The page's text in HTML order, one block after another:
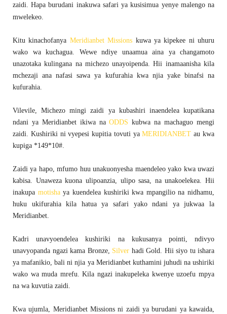
zaidi. Hapa burudani inakuwa safari ya kusisimua yenye malengo na
mwelekeo.
Kitu kinachofanya Meridianbet Missions kuwa ya kipekee ni uhuru
wako wa kuchagua. Wewe ndiye unaamua aina ya changamoto
unazotaka kulingana na michezo unayoipenda. Hii inamaanisha kila
mchezaji ana nafasi sawa ya kufurahia kwa njia yake binafsi na
kufurahia.
Vilevile, Michezo mingi zaidi ya kubashiri inaendelea kupatikana
ndani ya Meridianbet ikiwa naODDS kubwa na machaguo mengi
zaidi. Kushiriki ni vyepesi kupitia tovuti yaMERIDIANBET au kwa
kupiga *149*10#.
Zaidi ya hapo, mfumo huu unakuonyesha maendeleo yako kwa uwazi
kabisa. Unaweza kuona ulipoanzia, ulipo sasa, na unakoelekea. Hii
inakupa motishaya kuendelea kushiriki kwa mpangilio na nidhamu,
huku ukifurahia kila hatua ya safari yako ndani ya jukwaa la
Meridianbet.
Kadri unavyoendelea kushiriki na kukusanya pointi, ndivyo
unavyopanda ngazi kama Bronze, Silver hadi Gold. Hii siyo tu ishara
ya mafanikio, bali ni njia ya Meridianbet kuthamini juhudi na ushiriki
wako wa muda mrefu. Kila ngazi inakupeleka kwenye uzoefu mpya
na wa kuvutia zaidi.
Kwa ujumla, Meridianbet Missions ni zaidi ya burudani ya kawaida,